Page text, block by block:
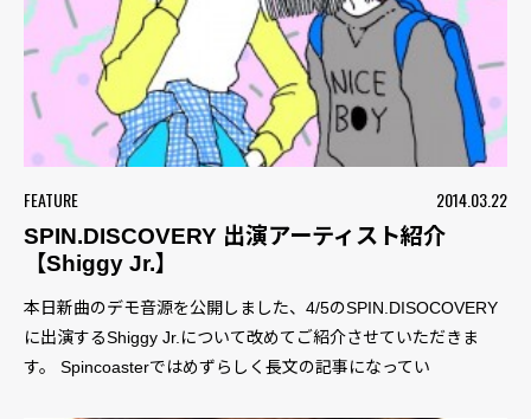
FEATURE
2014.03.22
SPIN.DISCOVERY 出演アーティスト紹介
【Shiggy Jr.】
本日新曲のデモ音源を公開しました、4/5のSPIN.DISOCOVERY
に出演するShiggy Jr.について改めてご紹介させていただきま
す。 Spincoasterではめずらしく長文の記事になってい